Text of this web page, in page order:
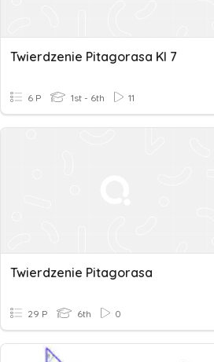
Twierdzenie Pitagorasa Kl 7
6 P 1st - 6th 11
Twierdzenie Pitagorasa
29 P 6th 0